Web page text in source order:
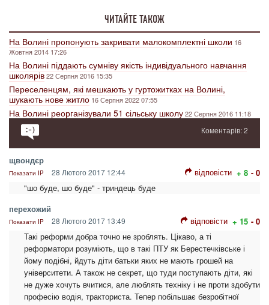
ЧИТАЙТЕ ТАКОЖ
На Волині пропонують закривати малокомплектні школи 16
Жовтня 2014 17:26
На Волині піддають сумніву якість індивідуального навчання
школярів22 Серпня 2016 15:35
Переселенцям, які мешкають у гуртожитках на Волині,
шукають нове житло 16 Серпня 2022 07:55
На Волині реорганізували 51 сільську школу22 Серпня 2016 11:18
Коментарів: 2
щвондєр
Показати IP 28 Лютого 2017 12:44 відповісти + 8 - 0
"шо буде, шо буде" - триндець буде
перехожий
Показати IP 28 Лютого 2017 13:49 відповісти + 15 - 0
Такі реформи добра точно не зроблять. Цікаво, а ті
реформатори розуміють, що в такі ПТУ як Берестечківське і
йому подібні, йдуть діти батьки яких не мають грошей на
університети. А також не секрет, що туди поступають діти, які
не дуже хочуть вчитися, але люблять техніку і не проти здобути
професію водія, тракториста. Тепер побільшає безробітної